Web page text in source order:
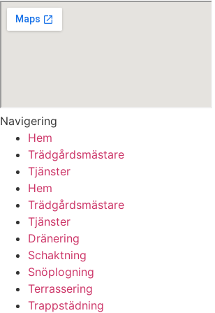
Navigering
Hem
Trädgårdsmästare
Tjänster
Hem
Trädgårdsmästare
Tjänster
Dränering
Schaktning
Snöplogning
Terrassering
Trappstädning